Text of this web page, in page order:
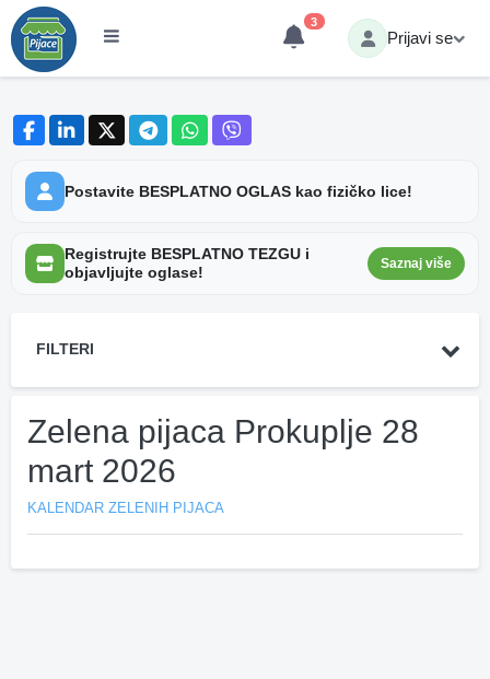
3
Prijavi se
Postavite BESPLATNO OGLAS kao fizičko lice!
Registrujte BESPLATNO TEZGU i
objavljujte oglase!
Saznaj više
FILTERI
Zelena pijaca Prokuplje 28
mart 2026
KALENDAR ZELENIH PIJACA